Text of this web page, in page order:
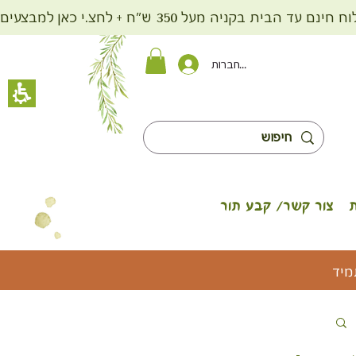
בקניה מעל 350 ש"ח + לחצ.י כאן למבצעים
להתחברות
צור קשר/ קבע תור